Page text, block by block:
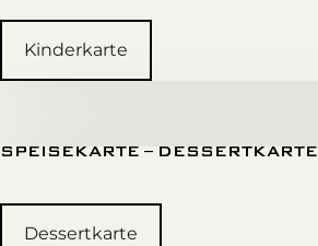
Kinderkarte
SPEISEKARTE – DESSERTKARTE
Dessertkarte